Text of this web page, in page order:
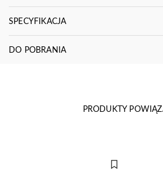
SPECYFIKACJA
DO POBRANIA
PRODUKTY